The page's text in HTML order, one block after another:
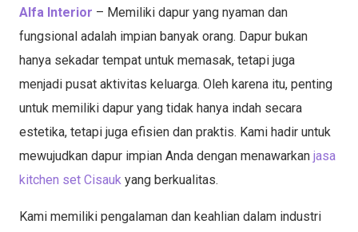
Alfa Interior – Memiliki dapur yang nyaman dan
fungsional adalah impian banyak orang. Dapur bukan
hanya sekadar tempat untuk memasak, tetapi juga
menjadi pusat aktivitas keluarga. Oleh karena itu, penting
untuk memiliki dapur yang tidak hanya indah secara
estetika, tetapi juga efisien dan praktis. Kami hadir untuk
mewujudkan dapur impian Anda dengan menawarkan jasa
kitchen set Cisauk yang berkualitas.
Kami memiliki pengalaman dan keahlian dalam industri